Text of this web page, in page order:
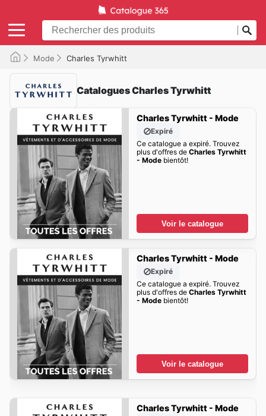
Mode Charles Tyrwhitt
Catalogues Charles Tyrwhitt
Charles Tyrwhitt - Mode
Expiré
Ce catalogue a expiré. Trouvez
plus d'offres de Charles Tyrwhitt
- Modebientôt!
Voir le catalogue
Charles Tyrwhitt - Mode
Expiré
Ce catalogue a expiré. Trouvez
plus d'offres de Charles Tyrwhitt
- Modebientôt!
Voir le catalogue
Charles Tyrwhitt - Mode